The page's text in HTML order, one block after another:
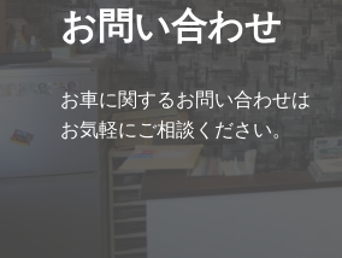
お問い合わせ
お車に関するお問い合わせは
お気軽にご相談ください。